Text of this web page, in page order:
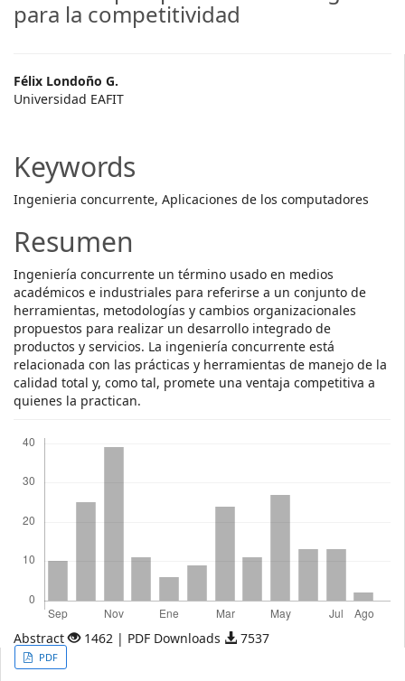
para la competitividad
Main
Article
Félix Londoño G.
Universidad EAFIT
Keywords
Ingenieria concurrente, Aplicaciones de los computadores
Resumen
Ingeniería concurrente un término usado en medios
académicos e industriales para referirse a un conjunto de
herramientas, metodologías y cambios organizacionales
propuestos para realizar un desarrollo integrado de
productos y servicios. La ingeniería concurrente está
relacionada con las prácticas y herramientas de manejo de la
calidad total y, como tal, promete una ventaja competitiva a
quienes la practican.
Abstract 1462 | PDF Downloads 7537
Article
PDF